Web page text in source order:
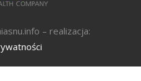
– realizacja: